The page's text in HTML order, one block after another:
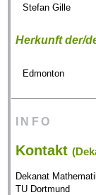
Stefan Gille
Herkunft der/
Edmonton
INFO
Kontakt
Dekanat
TU Dortmund